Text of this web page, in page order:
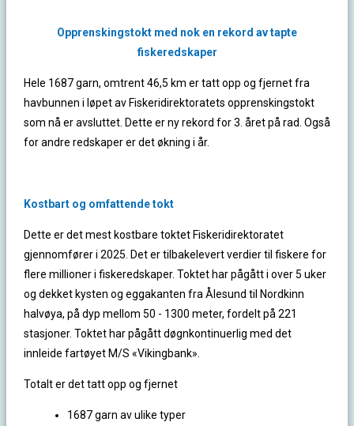
Opprenskingstokt med nok en rekord av tapte
fiskeredskaper
Hele 1687 garn, omtrent 46,5 km er tatt opp og fjernet fra
havbunnen i løpet av Fiskeridirektoratets opprenskingstokt
som nå er avsluttet. Dette er ny rekord for 3. året på rad. Også
for andre redskaper er det økning i år.
Kostbart og omfattende tokt
Dette er det mest kostbare toktet Fiskeridirektoratet
gjennomfører i 2025. Det er tilbakelevert verdier til fiskere for
flere millioner i fiskeredskaper. Toktet har pågått i over 5 uker
og dekket kysten og eggakanten fra Ålesund til Nordkinn
halvøya, på dyp mellom 50 - 1300 meter, fordelt på 221
stasjoner. Toktet har pågått døgnkontinuerlig med det
innleide fartøyet M/S «Vikingbank».
Totalt er det tatt opp og fjernet
1687 garn av ulike typer